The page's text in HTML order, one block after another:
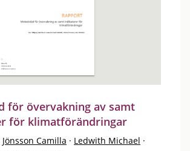
för övervakning av samt
för klimatförändringar
Jönsson Camilla · Ledwith Michael ·